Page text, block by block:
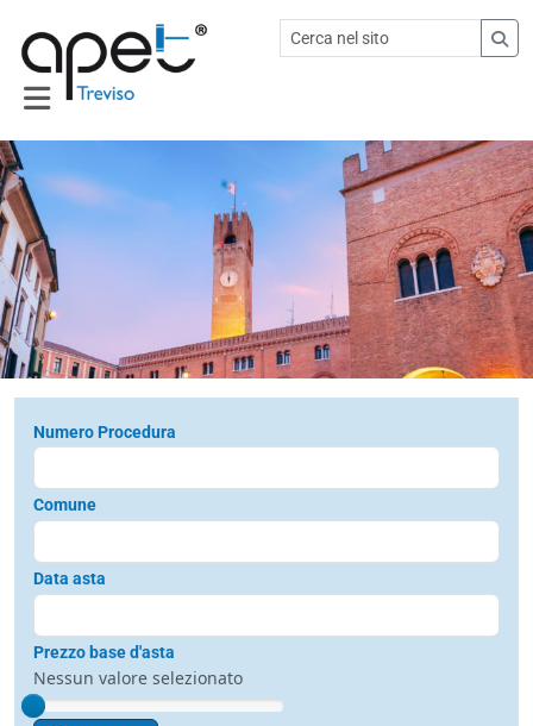
Numero Procedura
Comune
Data asta
Prezzo base d'asta
Nessun valore selezionato